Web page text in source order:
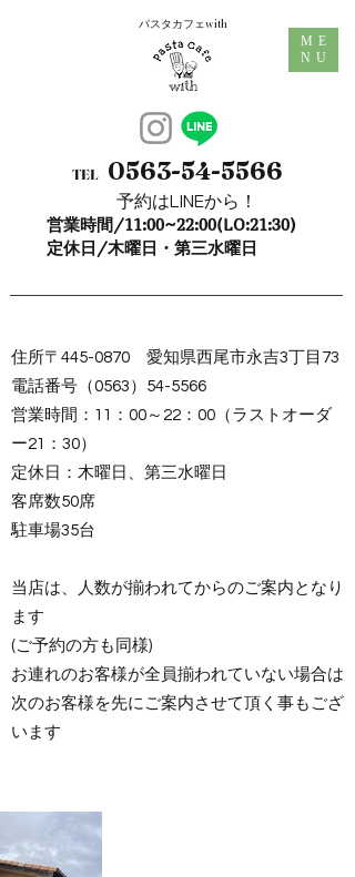
パスタカフェwith
TEL 0563-54-5566
営業時間/11:00~22:00(LO:21:30)
定休日/木曜日・第三水曜日
予約はLINEから！
ME
NU
住所〒445-0870 愛知県西尾市永吉3丁目73
電話番号（0563）54-5566
営業時間：11：00～22：00（ラストオーダ
ー21：30）
定休日：木曜日、第三水曜日
客席数50席
駐車場35台
当店は、人数が揃われてからのご案内となり
ます
(ご予約の方も同様)
お連れのお客様が全員揃われていない場合は
次のお客様を先にご案内させて頂く事もござ
います